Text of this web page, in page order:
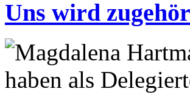
Uns wird